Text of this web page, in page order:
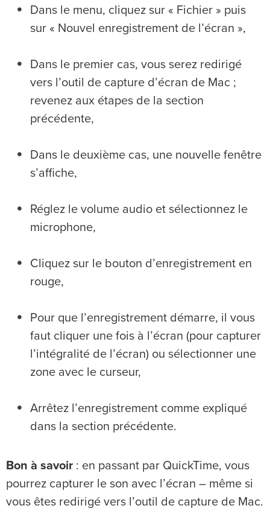
Dans le menu, cliquez sur « Fichier » puis
sur « Nouvel enregistrement de l’écran »,
Dans le premier cas, vous serez redirigé
vers l’outil de capture d’écran de Mac ;
revenez aux étapes de la section
précédente,
Dans le deuxième cas, une nouvelle fenêtre
s’affiche,
Réglez le volume audio et sélectionnez le
microphone,
Cliquez sur le bouton d’enregistrement en
rouge,
Pour que l’enregistrement démarre, il vous
faut cliquer une fois à l’écran (pour capturer
l’intégralité de l’écran) ou sélectionner une
zone avec le curseur,
Arrêtez l’enregistrement comme expliqué
dans la section précédente.
Bon à savoir : en passant par QuickTime, vous
pourrez capturer le son avec l’écran – même si
vous êtes redirigé vers l’outil de capture de Mac.